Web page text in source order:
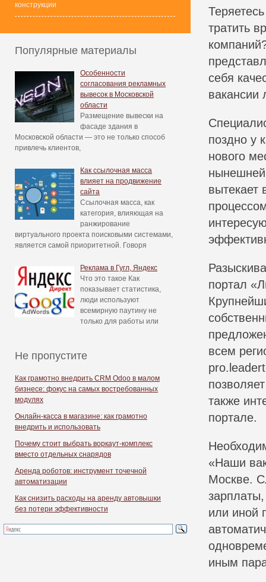
конструкции
Популярные материалы
Особенности
согласования рекламных
вывесок в Московской
области
Размещение вывески на
фасаде здания в
Московской области — это не только способ
привлечь клиентов,
Как ссылочная масса
влияет на продвижение
сайта
Ссылочная масса, как
категория, влияющая на
ранжирование
виртуального проекта поисковыми системами,
является самой приоритетной. Говоря
Реклама в Гугл, Яндекс
Что это такое Как
показывает статистика,
люди используют
всемирную паутину не
только для работы или
Не пропустите
Как грамотно внедрить CRM Odoo в малом
бизнесе: фокус на самых востребованных
модулях
Онлайн-касса в магазине: как грамотно
внедрить и использовать
Почему стоит выбрать воркаут-комплекс
вместо отдельных снарядов
Аренда роботов: инструмент точечной
автоматизации
Как снизить расходы на аренду автовышки
без потери эффективности
тратить
себя
вакансии
поздно у
нового
нынешней
вытекает
портал
всем
также
портале.
«Наши
Москве.
или иной
иным